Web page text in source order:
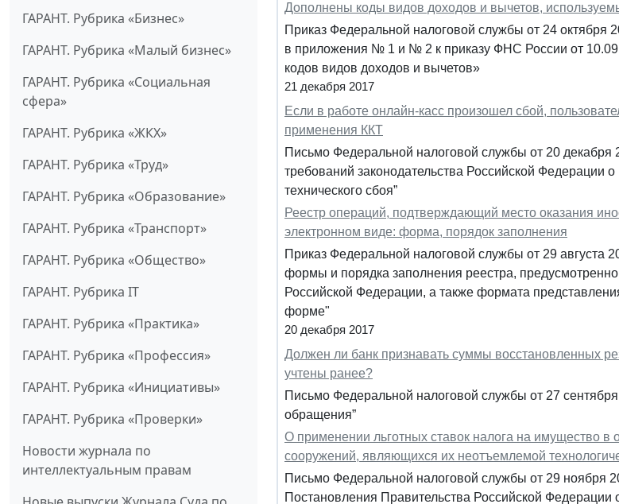
ГАРАНТ. Рубрика «Бизнес»
ГАРАНТ. Рубрика «Малый бизнес»
ГАРАНТ. Рубрика «Социальная
сфера»
ГАРАНТ. Рубрика «ЖКХ»
ГАРАНТ. Рубрика «Труд»
ГАРАНТ. Рубрика «Образование»
ГАРАНТ. Рубрика «Транспорт»
ГАРАНТ. Рубрика «Общество»
ГАРАНТ. Рубрика IT
ГАРАНТ. Рубрика «Практика»
ГАРАНТ. Рубрика «Профессия»
ГАРАНТ. Рубрика «Инициативы»
ГАРАНТ. Рубрика «Проверки»
Новости журнала по
интеллектуальным правам
Дополнены коды видов доходов и вычетов,
Приказ Федеральной налоговой службы от 24
в приложения № 1 и № 2 к приказу ФНС России от
кодов видов доходов и вычетов»
21 декабря 2017
Если в работе онлайн-касс произошел сбой,
применения ККТ
Письмо Федеральной налоговой службы от 20
требований законодательства Российской Федерации
технического сбоя”
Реестр операций, подтверждающий место оказания
электронном виде: форма, порядок заполнения
Приказ Федеральной налоговой службы от 29
формы и порядка заполнения реестра,
Российской Федерации, а также формата
форме"
20 декабря 2017
Должен ли банк признавать суммы восстановленных
учтены ранее?
Письмо Федеральной налоговой службы от 27
обращения”
О применении льготных ставок налога на имущество
сооружений, являющихся их неотъемлемой
Письмо Федеральной налоговой службы от 29 ноября
Постановления Правительства Российской Федерации